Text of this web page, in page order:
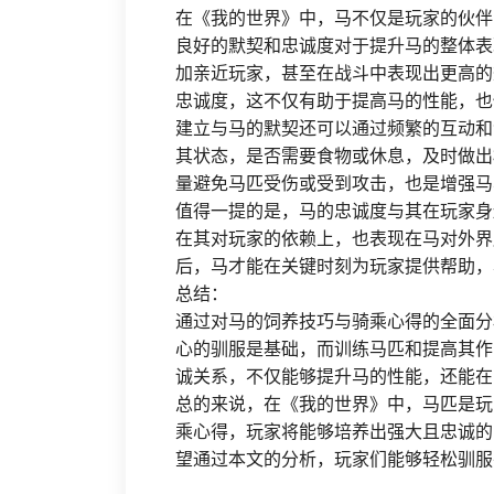
在《我的世界》中，马不仅是玩家的伙
良好的默契和忠诚度对于提升马的整体
加亲近玩家，甚至在战斗中表现出更高
忠诚度，这不仅有助于提高马的性能，
建立与马的默契还可以通过频繁的互动
其状态，是否需要食物或休息，及时做
量避免马匹受伤或受到攻击，也是增强
值得一提的是，马的忠诚度与其在玩家
在其对玩家的依赖上，也表现在马对外
后，马才能在关键时刻为玩家提供帮助
总结：
通过对马的饲养技巧与骑乘心得的全面
心的驯服是基础，而训练马匹和提高其
诚关系，不仅能够提升马的性能，还能
总的来说，在《我的世界》中，马匹是
乘心得，玩家将能够培养出强大且忠诚
望通过本文的分析，玩家们能够轻松驯